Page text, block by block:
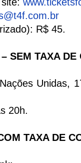
R$ 45.
SEM TAXA DE
Unidas,
20h.
TAXA DE